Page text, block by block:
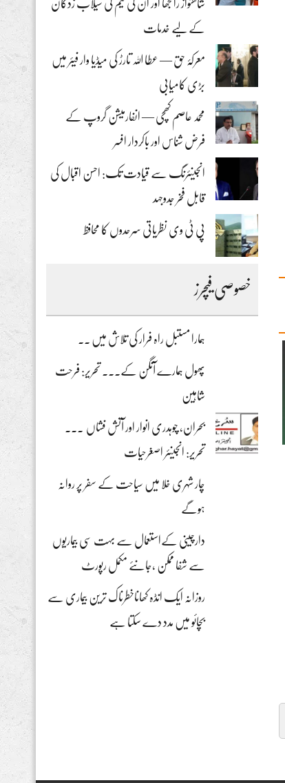
شاھنواز رانجھا اور ان کی ٹیم کی سیلاب زدگان
کے لیے خدمات
معرکۂ حق — عطا اللہ تارڑ کی میڈیا وار فیئر میں
بڑی کامیابی
محمد عاصم کھچی — انفارمیشن گروپ کے
فرض شناس اور باکردار افسر
انجینئرنگ سے قیادت تک: احسن اقبال کی
قابل فخر جدوجہد
پی ٹی وی نظریاتی سرحدوں کا محافظ
خصوصی فیچرز
ہمارا مستبل راہ فرار کی تلاش میں ۔۔
پھول ہمارے آنگن کے۔۔۔ تحریر: فرحت
شاہین
بحران، چوہدری انوار اور آتش فشاں ۔۔۔
تحریر: انجینئر اصغرحیات
چار شہری خلا میں سیاحت کے سفر پر روانہ
ہوگے
دارچینی کےاستعمال سے بہت سی بیماریوں
سے شفا ممکن ،جانئے مکمل رپورٹ
روزانہ ایک انڈہ کھاناخطرناک ترین بیماری سے
بچائو میں مدد دے سکتا ہے